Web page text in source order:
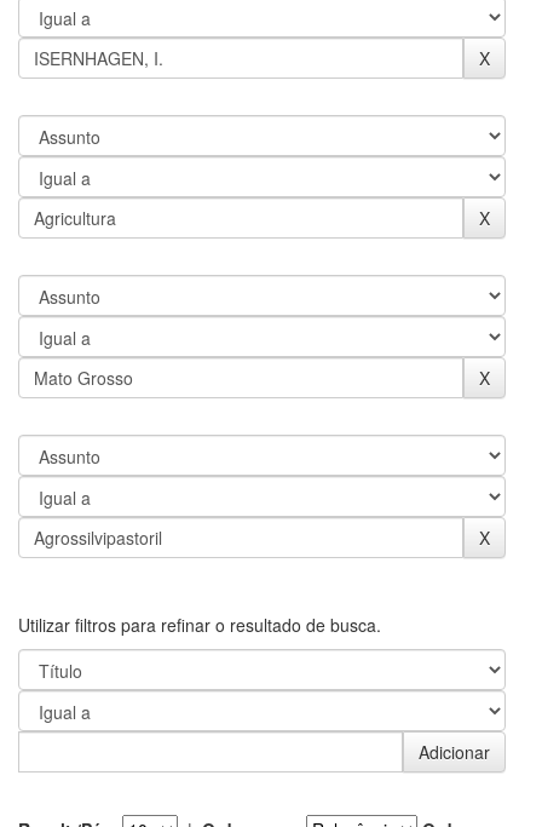
Utilizar filtros para refinar o resultado de busca.